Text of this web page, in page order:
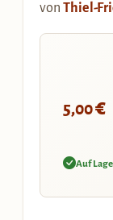
von Thiel-
5,00€
Auf